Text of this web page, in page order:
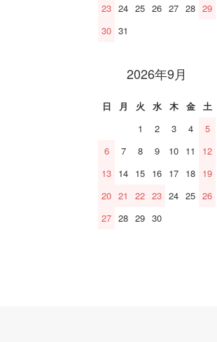
23 24 25 26 27 28 29
30 31
2026年9月
日 月 火 水 木 金
土
1
2 3 4
5
6
7 8 9 10 11
12
13 14 15 16 17 18 19
20 21 22 23 24 25 26
27 28 29 30